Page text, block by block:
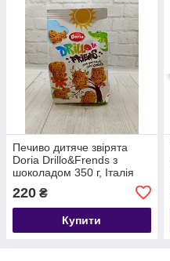
Печиво дитяче звірята
Doria Drillo&Frends з
шоколадом 350 г, Італія
220 ₴
Купити